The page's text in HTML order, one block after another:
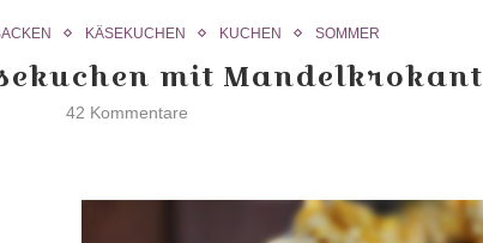
KÄSEKUCHEN KUCHEN SOMMER
mit Mandelkrokant
42 Kommentare